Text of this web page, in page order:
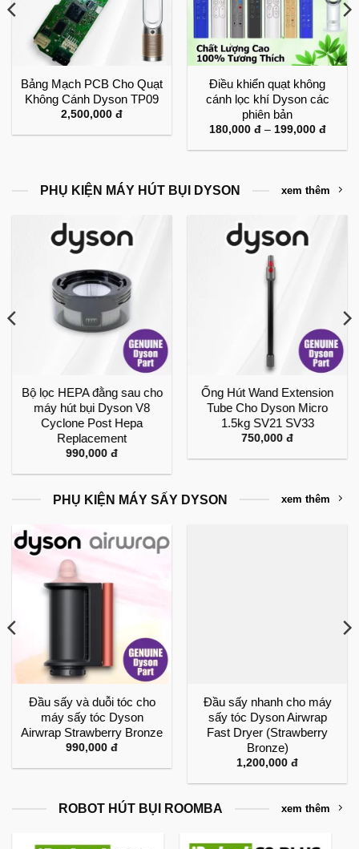
Bảng Mạch PCB Cho Quạt
Không Cánh Dyson TP09
2,500,000 đ
Điều khiển quạt không
cánh lọc khí Dyson các
phiên bản
180,000 đ – 199,000 đ
từ
PHỤ KIỆN MÁY HÚT BỤI DYSON xem thêm
Bộ lọc HEPA đằng sau cho
máy hút bụi Dyson V8
Cyclone Post Hepa
Replacement
990,000 đ
Ống Hút Wand Extension
Tube Cho Dyson Micro
1.5kg SV21 SV33
750,000 đ
PHỤ KIỆN MÁY SẤY DYSON xem thêm
Đầu sấy và duỗi tóc cho
máy sấy tóc Dyson
Airwrap Strawberry Bronze
990,000 đ
Đầu sấy nhanh cho máy
sấy tóc Dyson Airwrap
Fast Dryer (Strawberry
Bronze)
1,200,000 đ
ROBOT HÚT BỤI ROOMBA xem thêm